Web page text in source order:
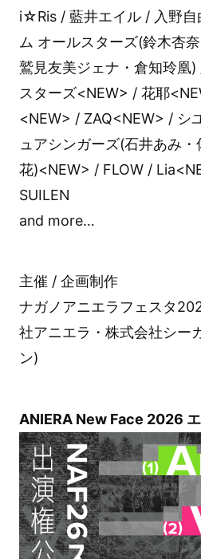
i☆Ris / 藍井エイル / 入野自
ム オールスターズ(鈴木杏
鷲見友美ジェナ・倉知玲凰
スターズ<NEW> / 花耶
<NEW> / ZAQ<NEW> / シ
ュアシンガーズ(石井あみ
花)<NEW> / FLOW /
SUILEN
and more…
主催 / 企画制作
ナガノアニエラフェスタ
社アニエラ・株式会社シー
ン)
ANIERA New Face 2026 エ